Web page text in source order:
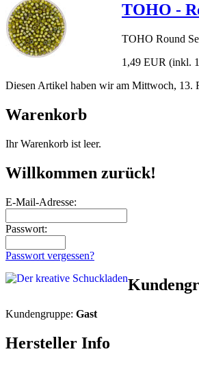
TOHO -
TOHO Round
1,49 EUR (inkl.
Diesen Artikel haben wir am Mittwoch, 13.
Warenkorb
Ihr Warenkorb ist leer.
Willkommen zurück!
E-Mail-Adresse:
Passwort:
Passwort vergessen?
Kundengruppe: Gast
Hersteller Info